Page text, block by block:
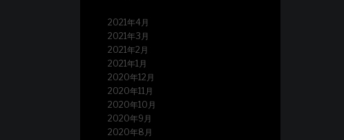
2021年4月
2021年3月
2021年2月
2021年1月
2020年12月
2020年11月
2020年10月
2020年9月
2020年8月